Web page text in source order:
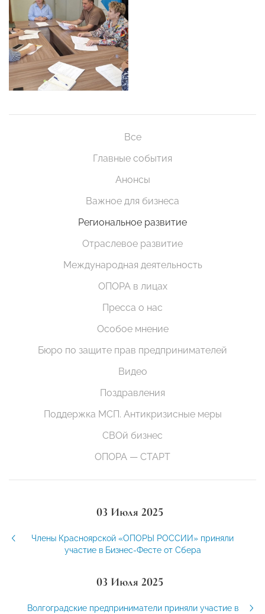
Все
Главные события
Анонсы
Важное для бизнеса
Региональное развитие
Отраслевое развитие
Международная деятельность
ОПОРА в лицах
Пресса о нас
Особое мнение
Бюро по защите прав предпринимателей
Видео
Поздравления
Поддержка МСП. Антикризисные меры
СВОй бизнес
ОПОРА — СТАРТ
03 Июля 2025
Члены Красноярской «ОПОРЫ РОССИИ» приняли
участие в Бизнес-Фесте от Сбера
03 Июля 2025
Волгоградские предприниматели приняли участие в